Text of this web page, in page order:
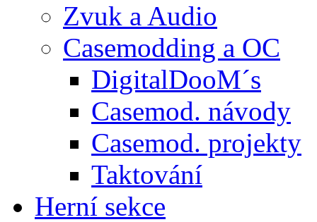
Zvuk a Audio
Casemodding a OC
DigitalDooM´s
Casemod. návody
Casemod. projekty
Taktování
Herní sekce